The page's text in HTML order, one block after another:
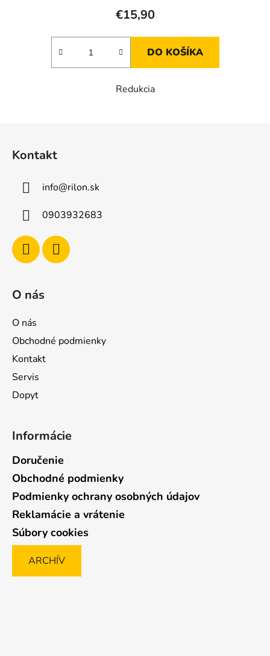
€15,90
DO KOŠÍKA
Redukcia
Kontakt
info@rilon.sk
0903932683
O nás
O nás
Obchodné podmienky
Kontakt
Servis
Dopyt
Informácie
Doručenie
Obchodné podmienky
Podmienky ochrany osobných údajov
Reklamácie a vrátenie
Súbory cookies
ARCHÍV